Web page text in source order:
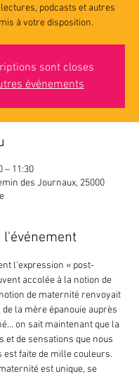
podcasts et autres
à votre disposition.
sont closes
événements
– 11:30
des Journaux, 25000
l'événement
l'expression « post-
accolée à la notion de
de maternité renvoyait
de la mère épanouie auprès
on sait maintenant que la
et de sensations que nous
faite de mille couleurs.
est unique, se